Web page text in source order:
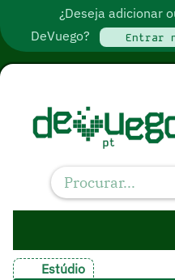
¿Deseja adicionar
DeVuego?
Entrar
Estúdio